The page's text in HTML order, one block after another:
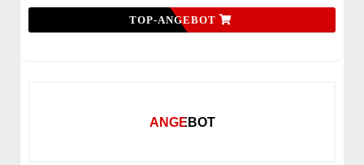
TOP-ANGEBOT
ANGEBOT